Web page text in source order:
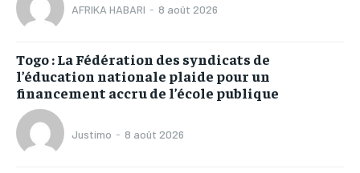
AFRIKA HABARI - 8 août 2026
Togo : La Fédération des syndicats de
l’éducation nationale plaide pour un
financement accru de l’école publique
Justimo - 8 août 2026